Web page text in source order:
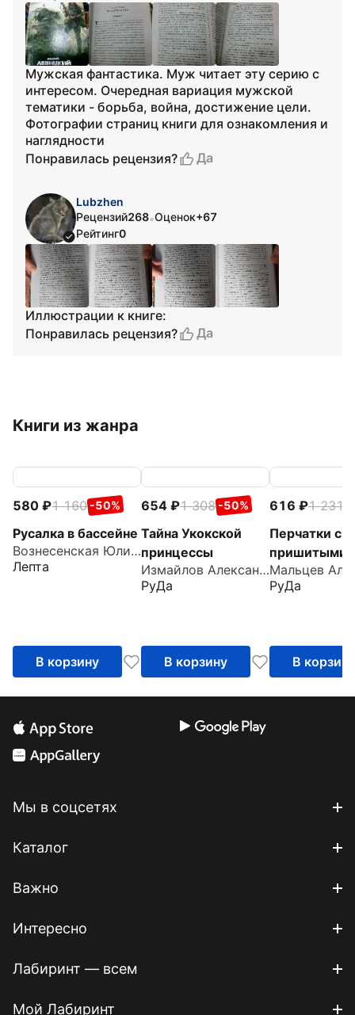
Мужская фантастика. Муж читает эту серию с
интересом. Очередная вариация мужской
тематики - борьба, война, достижение цели.
Фотографии страниц книги для ознакомления и
наглядности
Понравилась рецензия?
Да
Lubzhen
Рецензий268•Оценок+67
Рейтинг0
Иллюстрации к книге:
Понравилась рецензия?
Да
Книги из жанра
580 1 160 -50%
Русалка в бассейне
Вознесенская Юлия Николаевна
Лепта
В корзину
654 1 308 -50%
Тайна Укокской
принцессы
Измайлов Александр
РуДа
В корзину
616 1 231
Перчатки с
пришитыми
пальцами
РуДа
В корзину
Мы в соцсетях
Каталог
Важно
Интересно
Лабиринт — всем
Мой Лабиринт